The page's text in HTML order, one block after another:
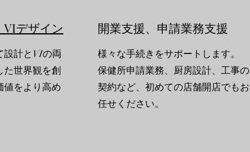
VIデザイン
設計とVIの両
世界観を創
値をより高め
開業支援、申請業務支援
様々な手続きをサポートします。
保健所申請業務、厨房設計、工事の
契約など、初めての店舗開店でもお
任せください。